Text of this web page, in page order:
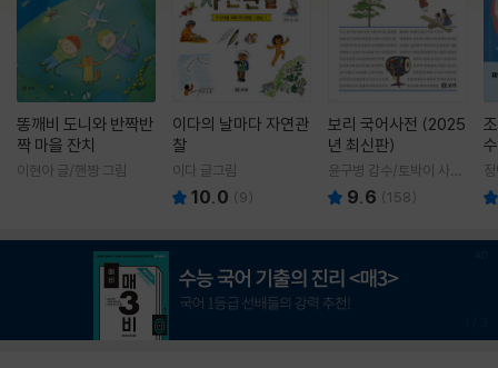
똥깨비 도니와 반짝반
짝 마을 잔치
이현아 글/핸짱 그림
이다의 날마다 자연관
찰
이다 글그림
10.0 (9)
보리 국어사전 (2025
년 최신판)
윤구병 감수/토박이 사전
편찬실 편
9.6 (158)